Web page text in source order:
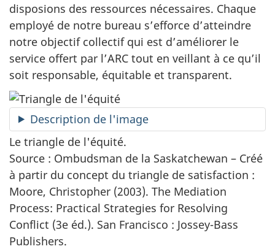
disposions des ressources nécessaires. Chaque
employé de notre bureau s’efforce d’atteindre
notre objectif collectif qui est d’améliorer le
service offert par l’ARC tout en veillant à ce qu’il
soit responsable, équitable et transparent.
Description de l'image
Le triangle de l'équité.
Source : Ombudsman de la Saskatchewan – Créé
à partir du concept du triangle de satisfaction :
Moore, Christopher (2003). The Mediation
Process: Practical Strategies for Resolving
Conflict (3e éd.). San Francisco : Jossey-Bass
Publishers.